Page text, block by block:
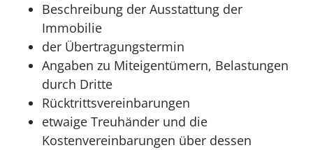
Beschreibung der Ausstattung der
Immobilie
der Übertragungstermin
Angaben zu Miteigentümern, Belastungen
durch Dritte
Rücktrittsvereinbarungen
etwaige Treuhänder und die
Kostenvereinbarungen über dessen